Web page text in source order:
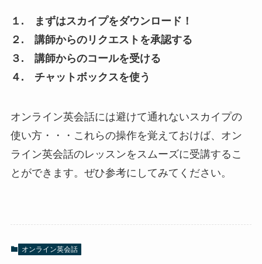
１. まずはスカイプをダウンロード！
２. 講師からのリクエストを承認する
３. 講師からのコールを受ける
４. チャットボックスを使う
オンライン英会話には避けて通れないスカイプの
使い方・・・これらの操作を覚えておけば、オン
ライン英会話のレッスンをスムーズに受講するこ
とができます。ぜひ参考にしてみてください。
オンライン英会話